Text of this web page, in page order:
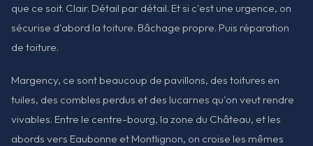
que ce soit. Clair. Détail par détail. Et si c'est une urgence, on
sécurise d'abord la toiture. Bâchage propre. Puis réparation
de toiture.
Margency, ce sont beaucoup de pavillons, des toitures en
tuiles, des combles perdus et des lucarnes qu'on veut rendre
vivables. Entre le centre-bourg, la zone du Château, et les
abords vers Eaubonne et Montlignon, on croise les mêmes